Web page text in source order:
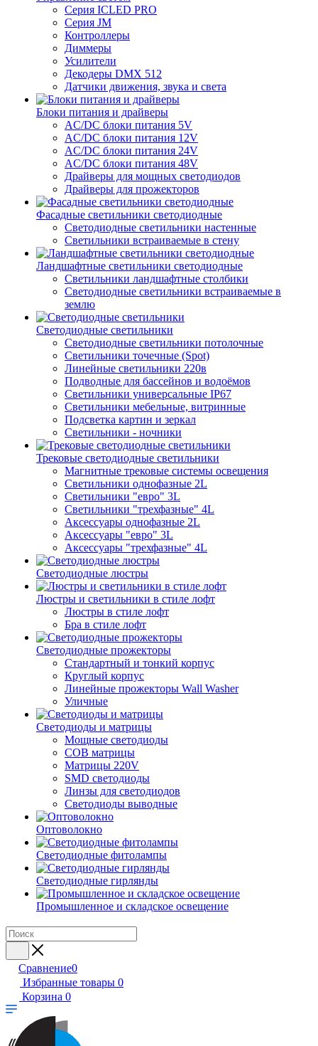
Серия ICLED PRO
Серия JM
Контроллеры
Диммеры
Усилители
Декодеры DMX 512
Датчики движения, звука и света
Блоки питания и драйверы
AC/DC блоки питания 5V
AC/DC блоки питания 12V
AC/DC блоки питания 24V
AC/DC блоки питания 48V
Драйверы для мощных светодиодов
Драйверы для прожекторов
Фасадные светильники светодиодные
Светодиодные светильники настенные
Светильники встраиваемые в стену
Ландшафтные светильники светодиодные
Светильники ландшафтные столбики
Светодиодные светильники встраиваемые в
землю
Светодиодные светильники
Светодиодные светильники потолочные
Светильники точечные (Spot)
Линейные светильники 220в
Подводные для бассейнов и водоёмов
Светильники универсальные IP67
Светильники мебельные, витринные
Подсветка картин и зеркал
Светильники - ночники
Трековые светодиодные светильники
Магнитные трековые системы освещения
Светильники однофазные 2L
Светильники "евро" 3L
Светильники "трехфазные" 4L
Аксессуары однофазные 2L
Аксессуары "евро" 3L
Аксессуары "трехфазные" 4L
Светодиодные люстры
Люстры и светильники в стиле лофт
Люстры в стиле лофт
Бра в стиле лофт
Светодиодные прожекторы
Стандартный и тонкий корпус
Круглый корпус
Линейные прожекторы Wall Washer
Уличные
Светодиоды и матрицы
Мощные светодиоды
COB матрицы
Матрицы 220V
SMD светодиоды
Линзы для светодиодов
Светодиоды выводные
Оптоволокно
Светодиодные фитолампы
Светодиодные гирлянды
Промышленное и складское освещение
Сравнение0
Избранные товары 0
Корзина 0